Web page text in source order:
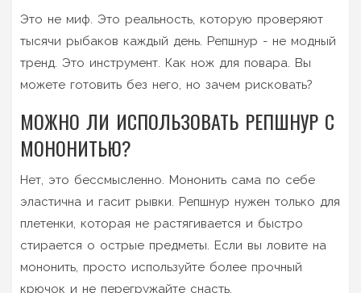
Это не миф. Это реальность, которую проверяют
тысячи рыбаков каждый день. Репшнур - не модный
тренд. Это инструмент. Как нож для повара. Вы
можете готовить без него, но зачем рисковать?
МОЖНО ЛИ ИСПОЛЬЗОВАТЬ РЕПШНУР С
МОНОНИТЬЮ?
Нет, это бессмысленно. Мононить сама по себе
эластична и гасит рывки. Репшнур нужен только для
плетенки, которая не растягивается и быстро
стирается о острые предметы. Если вы ловите на
мононить, просто используйте более прочный
крючок и не перегружайте снасть.